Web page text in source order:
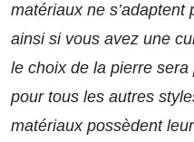
matériaux ne s’adaptent
ainsi si vous avez une
le choix de la pierre
pour tous les autres
matériaux possèdent